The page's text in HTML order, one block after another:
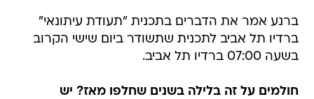
ברנע אמר את הדברים בתכנית "תעודת עיתונאי"
ברדיו תל אביב לתכנית שתשודר ביום שישי הקרוב
בשעה 07:00 ברדיו תל אביב.
חולמים על זה בלילה בשנים שחלפו מאז? יש